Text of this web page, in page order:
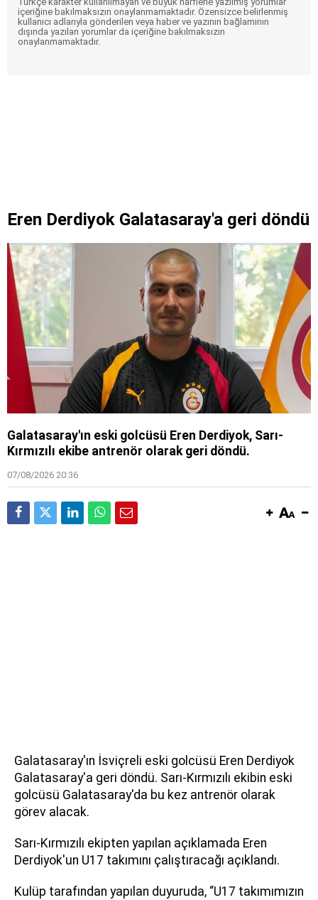
içeriğine bakılmaksızın onaylanmamaktadır. Özensizce belirlenmiş
kullanıcı adlarıyla gönderilen veya haber ve yazının bağlamının
dışında yazılan yorumlar da içeriğine bakılmaksızın
onaylanmamaktadır.
Eren Derdiyok Galatasaray'a geri döndü
Galatasaray'ın eski golcüsü Eren Derdiyok, Sarı-
Kırmızılı ekibe antrenör olarak geri döndü.
07/08/2026 20:36
Galatasaray'ın İsviçreli eski golcüsü Eren Derdiyok
Galatasaray'a geri döndü. Sarı-Kırmızılı ekibin eski
golcüsü Galatasaray'da bu kez antrenör olarak
görev alacak.
Sarı-Kırmızılı ekipten yapılan açıklamada Eren
Derdiyok'un U17 takımını çalıştıracağı açıklandı.
Kulüp tarafından yapılan duyuruda, “U17 takımımızın